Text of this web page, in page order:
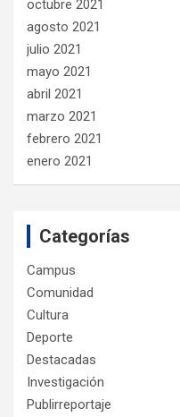
octubre 2021
agosto 2021
julio 2021
mayo 2021
abril 2021
marzo 2021
febrero 2021
enero 2021
Categorías
Campus
Comunidad
Cultura
Deporte
Destacadas
Investigación
Publirreportaje